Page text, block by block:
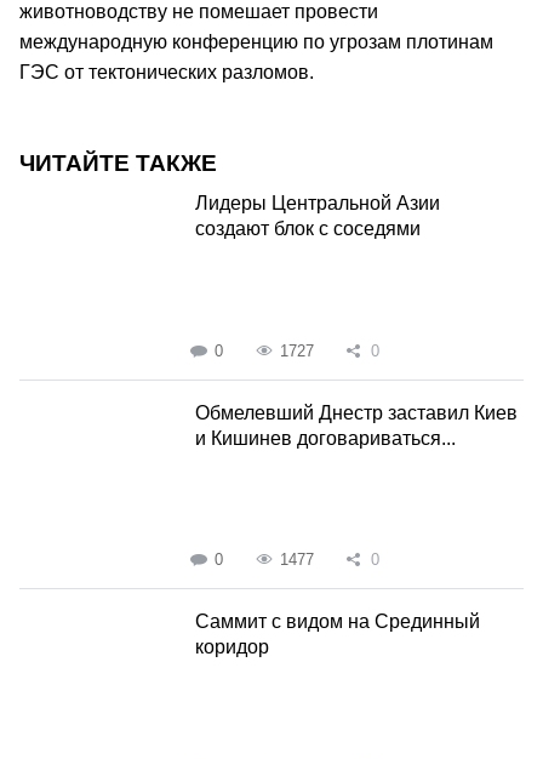
животноводству не помешает провести
международную конференцию по угрозам плотинам
ГЭС от тектонических разломов.
ЧИТАЙТЕ ТАКЖЕ
Лидеры Центральной Азии
создают блок с соседями
0 1727 0
Обмелевший Днестр заставил Киев
и Кишинев договариваться...
0 1477 0
Саммит с видом на Срединный
коридор